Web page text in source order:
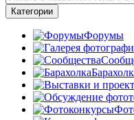
Категории
Форумы